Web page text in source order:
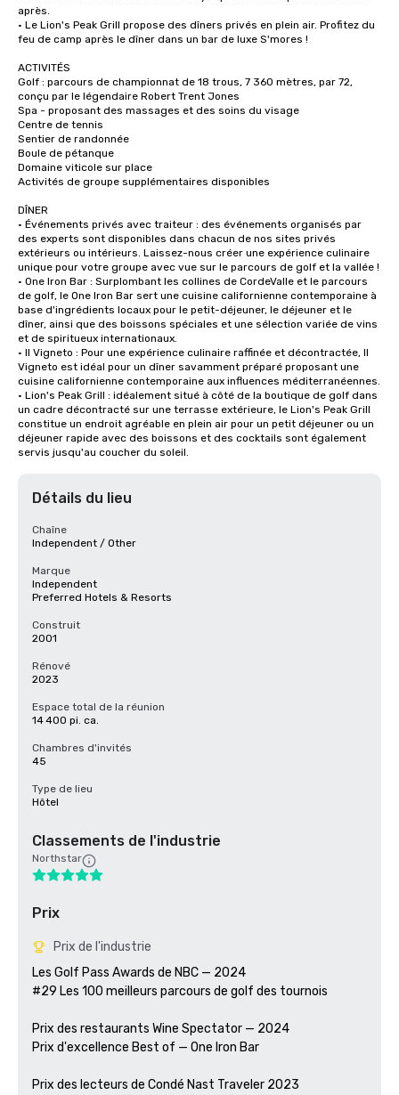
après.
• Le Lion's Peak Grill propose des dîners privés en plein air. Profitez du
feu de camp après le dîner dans un bar de luxe S'mores !
ACTIVITÉS
Golf : parcours de championnat de 18 trous, 7 360 mètres, par 72,
conçu par le légendaire Robert Trent Jones
Spa - proposant des massages et des soins du visage
Centre de tennis
Sentier de randonnée
Boule de pétanque
Domaine viticole sur place
Activités de groupe supplémentaires disponibles
DÎNER
• Événements privés avec traiteur : des événements organisés par
des experts sont disponibles dans chacun de nos sites privés
extérieurs ou intérieurs. Laissez-nous créer une expérience culinaire
unique pour votre groupe avec vue sur le parcours de golf et la vallée !
• One Iron Bar : Surplombant les collines de CordeValle et le parcours
de golf, le One Iron Bar sert une cuisine californienne contemporaine à
base d'ingrédients locaux pour le petit-déjeuner, le déjeuner et le
dîner, ainsi que des boissons spéciales et une sélection variée de vins
et de spiritueux internationaux.
• Il Vigneto : Pour une expérience culinaire raffinée et décontractée, Il
Vigneto est idéal pour un dîner savamment préparé proposant une
cuisine californienne contemporaine aux influences méditerranéennes.
• Lion's Peak Grill : idéalement situé à côté de la boutique de golf dans
un cadre décontracté sur une terrasse extérieure, le Lion's Peak Grill
constitue un endroit agréable en plein air pour un petit déjeuner ou un
déjeuner rapide avec des boissons et des cocktails sont également
servis jusqu'au coucher du soleil.
Détails du lieu
Chaîne
Independent / Other
Marque
Independent
Preferred Hotels & Resorts
Construit
2001
Rénové
2023
Espace total de la réunion
14 400 pi. ca.
Chambres d'invités
45
Type de lieu
Hôtel
Classements de l'industrie
Northstar
Prix
Prix de l'industrie
Les Golf Pass Awards de NBC — 2024
#29 Les 100 meilleurs parcours de golf des tournois
Prix des restaurants Wine Spectator — 2024
Prix d'excellence Best of — One Iron Bar
Prix des lecteurs de Condé Nast Traveler 2023